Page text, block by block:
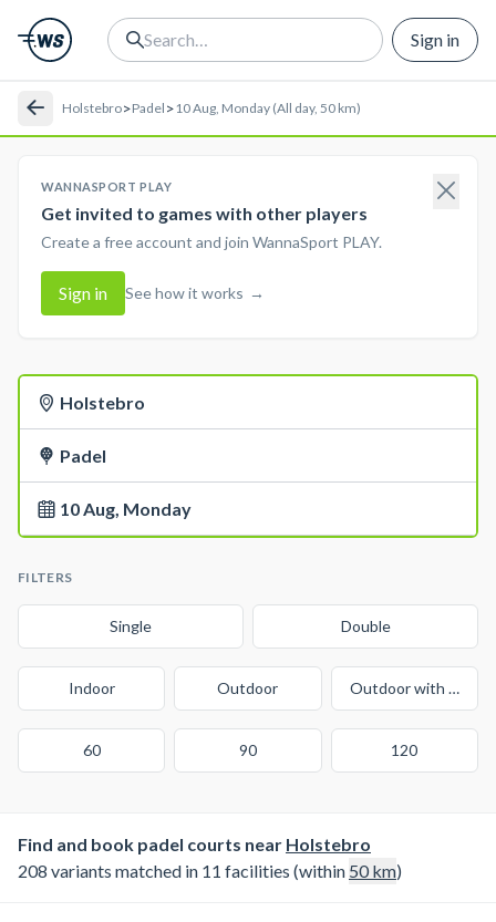
Sign in
Holstebro>Padel >10 Aug, Monday (All day, 50 km)
WANNASPORT PLAY
Get invited to games with other players
Create a free account and join WannaSport PLAY.
Sign in See how it works →
Holstebro
Padel
10 Aug, Monday
FILTERS
Single Double
Indoor Outdoor Outdoor with cover
60 90 120
Find and book padel courts near Holstebro
208 variants matched in 11 facilities (within 50km)